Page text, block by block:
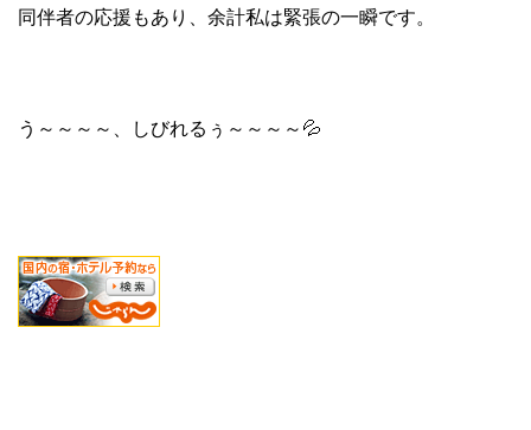
同伴者の応援もあり、余計私は緊張の一瞬です。
う～～～～、しびれるぅ～～～～💦